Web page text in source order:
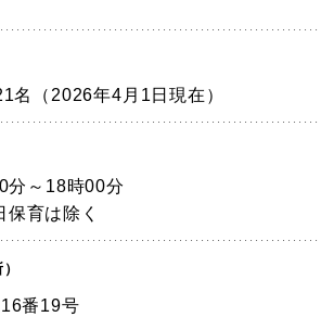
（2026年4月1日現在）
分～18時00分
育は除く
番19号